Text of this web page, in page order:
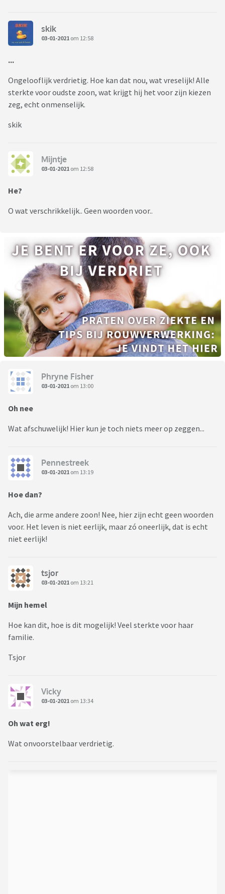
skik
03-01-2021 om 12:58
...
Ongelooflijk verdrietig. Hoe kan dat nou, wat vreselijk! Alle
sterkte voor oudste zoon, wat krijgt hij het voor zijn kiezen
zeg, echt onmenselijk.
skik
Mijntje
03-01-2021 om 12:58
He?
O wat verschrikkelijk.. Geen woorden voor..
Phryne Fisher
03-01-2021 om 13:00
Oh nee
Wat afschuwelijk! Hier kun je toch niets meer op zeggen...
Pennestreek
03-01-2021 om 13:19
Hoe dan?
Ach, die arme andere zoon! Nee, hier zijn echt geen woorden
voor. Het leven is niet eerlijk, maar zó oneerlijk, dat is echt
niet eerlijk!
tsjor
03-01-2021 om 13:21
Mijn hemel
Hoe kan dit, hoe is dit mogelijk! Veel sterkte voor haar
familie.
Tsjor
Vicky
03-01-2021 om 13:34
Oh wat erg!
Wat onvoorstelbaar verdrietig.